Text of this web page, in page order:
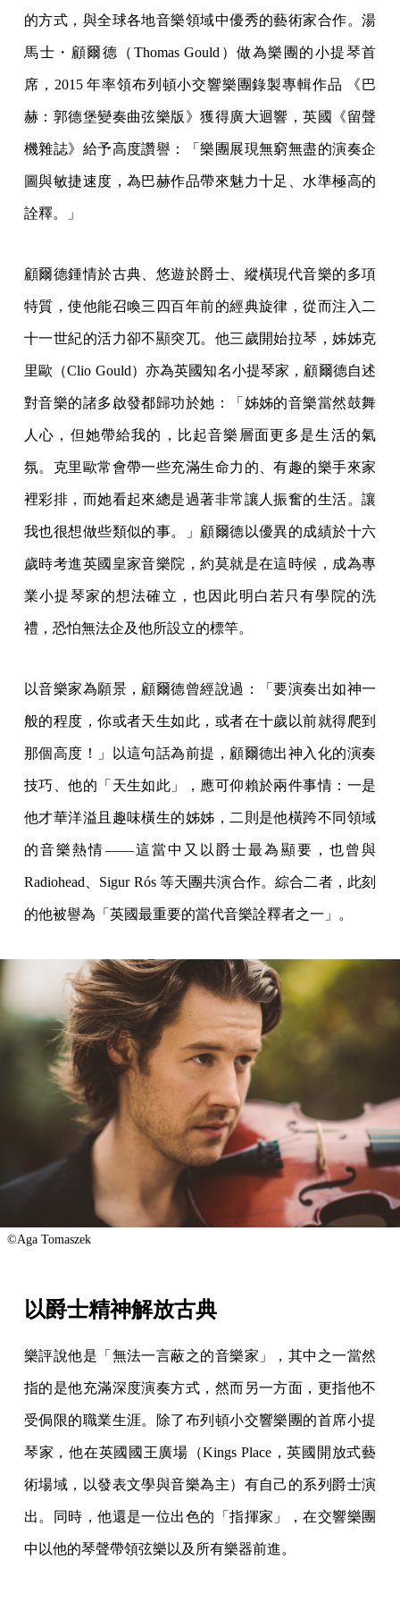
的方式，與全球各地音樂領域中優秀的藝術家合作。湯
馬士・顧爾德（Thomas Gould）做為樂團的小提琴首
席，2015 年率領布列頓小交響樂團錄製專輯作品 《巴
赫：郭德堡變奏曲弦樂版》獲得廣大迴響，英國《留聲
機雜誌》給予高度讚譽：「樂團展現無窮無盡的演奏企
圖與敏捷速度，為巴赫作品帶來魅力十足、水準極高的
詮釋。」
顧爾德鍾情於古典、悠遊於爵士、縱橫現代音樂的多項
特質，使他能召喚三四百年前的經典旋律，從而注入二
十一世紀的活力卻不顯突兀。他三歲開始拉琴，姊姊克
里歐（Clio Gould）亦為英國知名小提琴家，顧爾德自述
對音樂的諸多啟發都歸功於她：「姊姊的音樂當然鼓舞
人心，但她帶給我的，比起音樂層面更多是生活的氣
氛。克里歐常會帶一些充滿生命力的、有趣的樂手來家
裡彩排，而她看起來總是過著非常讓人振奮的生活。讓
我也很想做些類似的事。」顧爾德以優異的成績於十六
歲時考進英國皇家音樂院，約莫就是在這時候，成為專
業小提琴家的想法確立，也因此明白若只有學院的洗
禮，恐怕無法企及他所設立的標竿。
以音樂家為願景，顧爾德曾經說過：「要演奏出如神一
般的程度，你或者天生如此，或者在十歲以前就得爬到
那個高度！」以這句話為前提，顧爾德出神入化的演奏
技巧、他的「天生如此」，應可仰賴於兩件事情：一是
他才華洋溢且趣味橫生的姊姊，二則是他橫跨不同領域
的音樂熱情——這當中又以爵士最為顯要，也曾與
Radiohead、Sigur Rós 等天團共演合作。綜合二者，此刻
的他被譽為「英國最重要的當代音樂詮釋者之一」。
©Aga Tomaszek
以爵士精神解放古典
樂評說他是「無法一言蔽之的音樂家」，其中之一當然
指的是他充滿深度演奏方式，然而另一方面，更指他不
受侷限的職業生涯。除了布列頓小交響樂團的首席小提
琴家，他在英國國王廣場（Kings Place，英國開放式藝
術場域，以發表文學與音樂為主）有自己的系列爵士演
出。同時，他還是一位出色的「指揮家」，在交響樂團
中以他的琴聲帶領弦樂以及所有樂器前進。